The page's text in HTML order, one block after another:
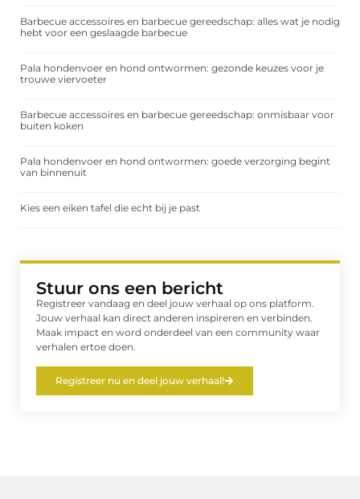
Barbecue accessoires en barbecue gereedschap: alles wat je nodig
hebt voor een geslaagde barbecue
Pala hondenvoer en hond ontwormen: gezonde keuzes voor je
trouwe viervoeter
Barbecue accessoires en barbecue gereedschap: onmisbaar voor
buiten koken
Pala hondenvoer en hond ontwormen: goede verzorging begint
van binnenuit
Kies een eiken tafel die echt bij je past
Stuur ons een bericht
Registreer vandaag en deel jouw verhaal op ons platform.
Jouw verhaal kan direct anderen inspireren en verbinden.
Maak impact en word onderdeel van een community waar
verhalen ertoe doen.
Registreer nu en deel jouw verhaal!